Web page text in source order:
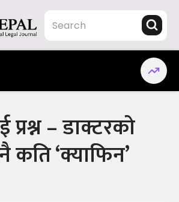
– डाक्टरको
कति ‘क्याफिन’